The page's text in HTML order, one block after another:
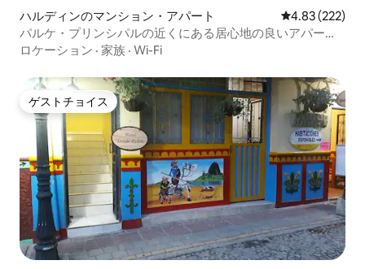
ハルディンのマンション・アパート レビュー222
4.83 (222)
パルケ・プリンシパルの近くにある居心地の良いアパート
メント。
ロケーション · 家族 · Wi-Fi
ゲストチョイス
ゲストチョイス